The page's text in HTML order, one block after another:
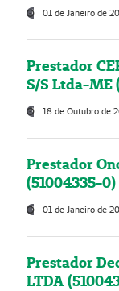
01 de Janeiro de
Prestador
S/S Ltda-ME
18 de Outubro de
Prestador
(51004335-0)
01 de Janeiro de
Prestador
LTDA